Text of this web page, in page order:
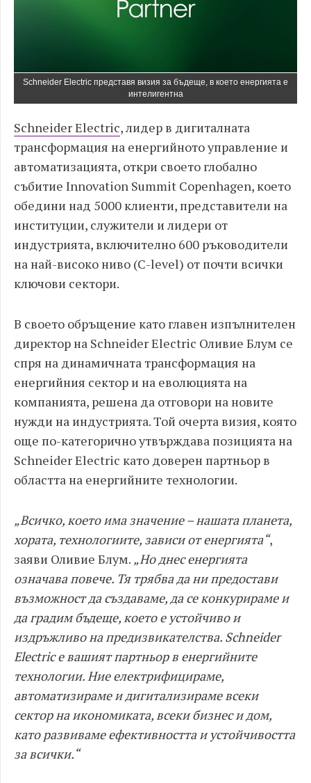
Schneider Electric представя визия за бъдеще, в което енергията е
интелигентна
Schneider Electric, лидер в дигиталната
трансформация на енергийното управление и
автоматизацията, откри своето глобално
събитие Innovation Summit Copenhagen, което
обедини над 5000 клиенти, представители на
институции, служители и лидери от
индустрията, включително 600 ръководители
на най-високо ниво (C-level) от почти всички
ключови сектори.
В своето обръщение като главен изпълнителен
директор на Schneider Electric Оливие Блум се
спря на динамичната трансформация на
енергийния сектор и на еволюцията на
компанията, решена да отговори на новите
нужди на индустрията. Той очерта визия, която
още по-категорично утвърждава позицията на
Schneider Electric като доверен партньор в
областта на енергийните технологии.
„Всичко, което има значение – нашата планета,
хората, технологиите, зависи от енергията“,
заяви Оливие Блум. „Но днес енергията
означава повече. Тя трябва да ни предостави
възможност да създаваме, да се конкурираме и
да градим бъдеще, което е устойчиво и
издръжливо на предизвикателства. Schneider
Electric е вашият партньор в енергийните
технологии. Ние електрифицираме,
автоматизираме и дигитализираме всеки
сектор на икономиката, всеки бизнес и дом,
като развиваме ефективността и устойчивостта
за всички.“